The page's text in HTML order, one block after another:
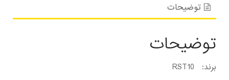
توضیحات
توضیحات
برند: RST10